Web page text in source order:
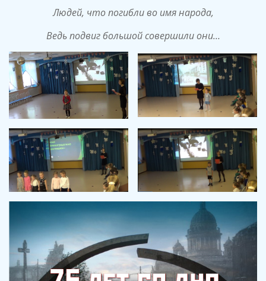
Людей, что погибли во имя народа,
Ведь подвиг большой совершили они…